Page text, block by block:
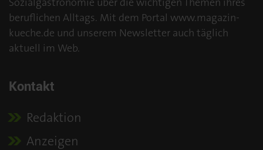
beruflichen Alltags. Mit dem Portal www.magazin-
kueche.de und unserem Newsletter auch täglich
aktuell im Web.
Kontakt
Redaktion
Anzeigen